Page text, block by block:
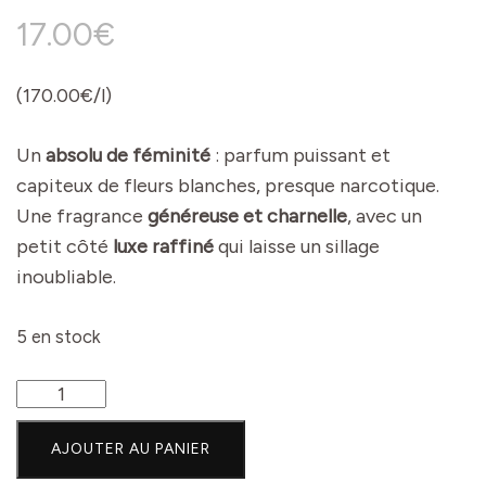
17.00€
(170.00€/l)
Unabsolu de féminité : parfum puissant et
capiteux de fleurs blanches, presque narcotique.
Une fragrance généreuse et charnelle, avec un
petit côté luxe raffinéqui laisse un sillage
inoubliable.
5 en stock
quantité
de
de
AJOUTER AU PANIER